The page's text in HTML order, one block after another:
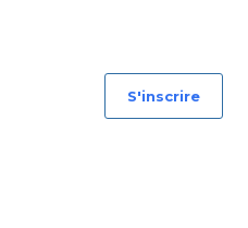
S'inscrire